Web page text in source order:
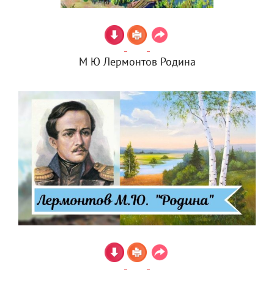
М Ю Лермонтов Родина